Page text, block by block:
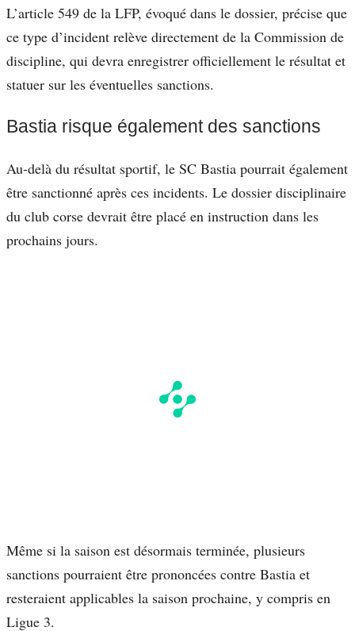
L’article 549 de la LFP, évoqué dans le dossier, précise que
ce type d’incident relève directement de la Commission de
discipline, qui devra enregistrer officiellement le résultat et
statuer sur les éventuelles sanctions.
Bastia risque également des sanctions
Au-delà du résultat sportif, le SC Bastia pourrait également
être sanctionné après ces incidents. Le dossier disciplinaire
du club corse devrait être placé en instruction dans les
prochains jours.
Même si la saison est désormais terminée, plusieurs
sanctions pourraient être prononcées contre Bastia et
resteraient applicables la saison prochaine, y compris en
Ligue 3.